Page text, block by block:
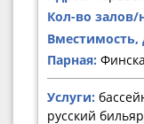
Кол-во залов/
Вместимость,
Парная:
Услуги:
русский